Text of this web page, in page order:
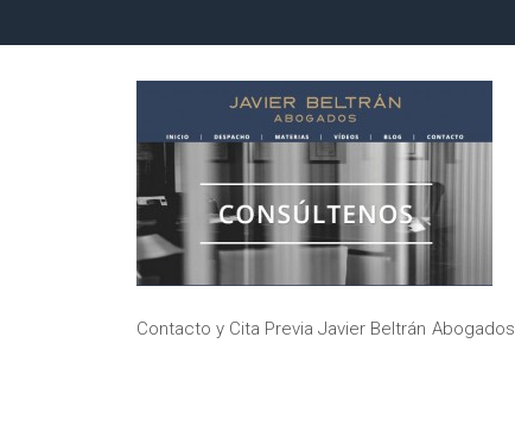
Contacto y Cita Previa Javier Beltrán Abogados